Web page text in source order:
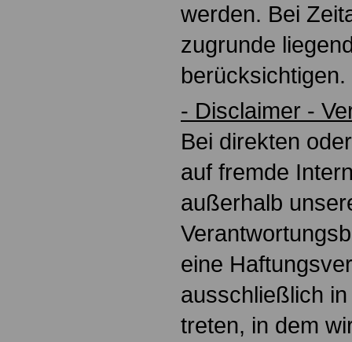
werden. Bei
zugrunde
berücksichtigen.
- Disclaimer -
Bei direkten
auf fremde
außerhalb
eine
ausschließlich
treten, in dem